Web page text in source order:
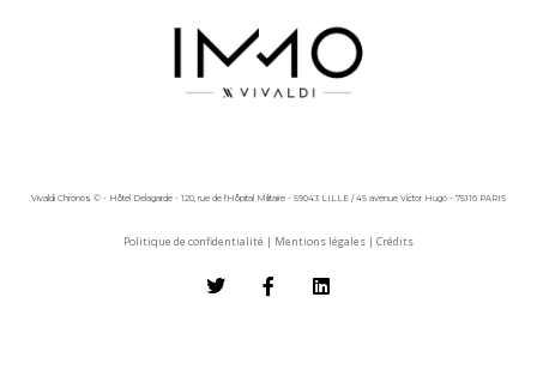
Vivaldi Chronos © - Hôtel Delagarde - 120, rue de l'Hôpital Militaire - 59043 LILLE / 45 avenue Victor Hugo - 75116 PARIS
Politique de confidentialité | Mentions légales | Crédits